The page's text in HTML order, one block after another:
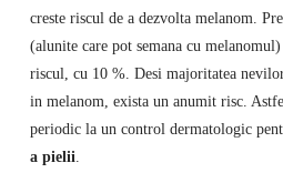
creste riscul de a dezvolta melanom.
(alunite care pot semana cu melanomul)
riscul, cu 10 %. Desi majoritatea
in melanom, exista un anumit risc.
periodic la un control dermatologic
a pielii